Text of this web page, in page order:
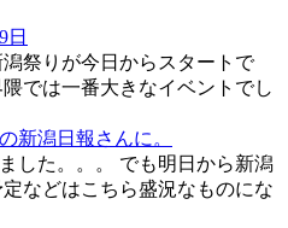
日
祭りが今日からスタートで
では一番大きなイベントでし
新潟日報さんに。
した。。。 でも明日から新潟
などはこちら盛況なものにな